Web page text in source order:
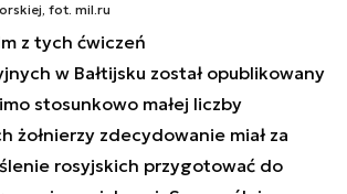
fot. mil.ru
z tych ćwiczeń
w Bałtijsku został opublikowany
stosunkowo małej liczby
żołnierzy zdecydowanie miał za
rosyjskich przygotować do